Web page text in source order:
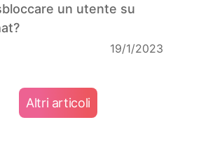
un utente su
19/1/2023
Altri articoli